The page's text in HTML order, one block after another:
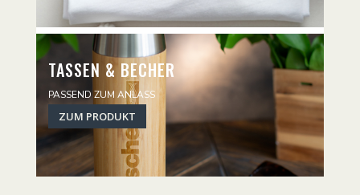
TASSEN & BECHER
PASSEND ZUM ANLASS
ZUM PRODUKT